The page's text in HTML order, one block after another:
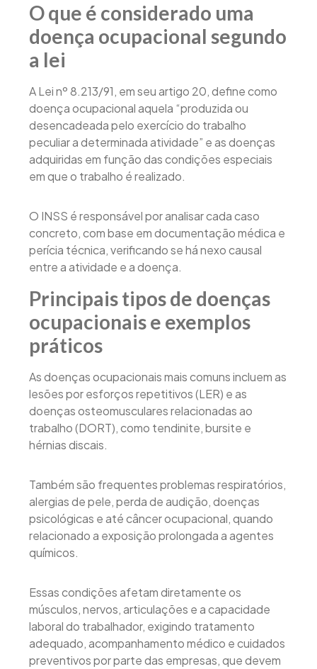
O que é considerado uma
doença ocupacional segundo
a lei
A Lei nº 8.213/91, em seu artigo 20, define como
doença ocupacional aquela “produzida ou
desencadeada pelo exercício do trabalho
peculiar a determinada atividade” e as doenças
adquiridas em função das condições especiais
em que o trabalho é realizado.
O INSS é responsável por analisar cada caso
concreto, com base em documentação médica e
perícia técnica, verificando se há nexo causal
entre a atividade e a doença.
Principais tipos de doenças
ocupacionais e exemplos
práticos
As doenças ocupacionais mais comuns incluem as
lesões por esforços repetitivos (LER) e as
doenças osteomusculares relacionadas ao
trabalho (DORT), como tendinite, bursite e
hérnias discais.
Também são frequentes problemas respiratórios,
alergias de pele, perda de audição, doenças
psicológicas e até câncer ocupacional, quando
relacionado a exposição prolongada a agentes
químicos.
Essas condições afetam diretamente os
músculos, nervos, articulações e a capacidade
laboral do trabalhador, exigindo tratamento
adequado, acompanhamento médico e cuidados
preventivos por parte das empresas, que devem